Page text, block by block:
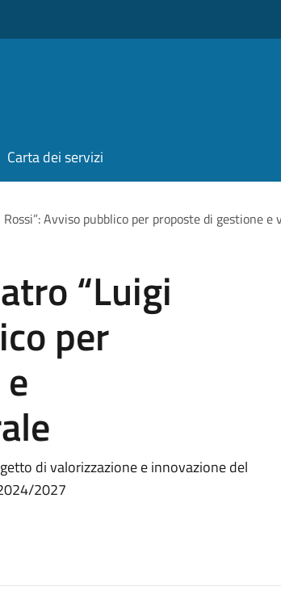
Carta dei servizi
Avviso pubblico per proposte di gestione
“Luigi
per
di valorizzazione e innovazione del
2027